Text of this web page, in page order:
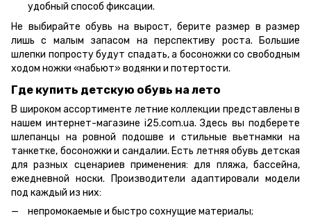
удобный способ фиксации.
Не выбирайте обувь на вырост, берите размер в размер
лишь с малым запасом на перспективу роста. Большие
шлепки попросту будут спадать, а босоножки со свободным
ходом ножки «набьют» водянки и потертости.
Где купить детскую обувь на лето
В широком ассортименте летние коллекции представлены в
нашем интернет-магазине i25.com.ua. Здесь вы подберете
шлепанцы на ровной подошве и стильные вьетнамки на
танкетке, босоножки и сандалии. Есть летняя обувь детская
для разных сценариев применения: для пляжа, бассейна,
ежедневной носки. Производители адаптировали модели
под каждый из них:
непромокаемые и быстро сохнущие материалы;